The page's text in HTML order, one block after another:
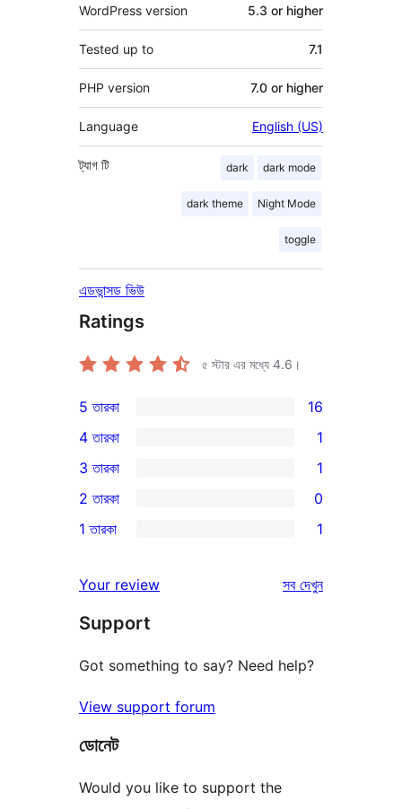
WordPress version 5.3 or higher
Tested up to 7.1
PHP version 7.0 or higher
Language English (US)
ট্যাগ dark dark mode
dark theme Night Mode
toggle
টি
এডভান্সড ভিউ
Ratings
৫ স্টার এর মধ্যে 4.6 ।
16টি
5-
স্টার
রিভিউ
5 তারকা 16
4-
স্টার
রিভিউ
4 তারকা 1
1টি
3-
স্টার
3 তারকা 1
2-
রিভিউ
2 তারকা 0
স্টার
রিভিউ
1 তারকা 1
Your review সবরিভিউ
দেখুন
Support
Got something to say? Need help?
View support forum
ডোনেট
Would you like to support the